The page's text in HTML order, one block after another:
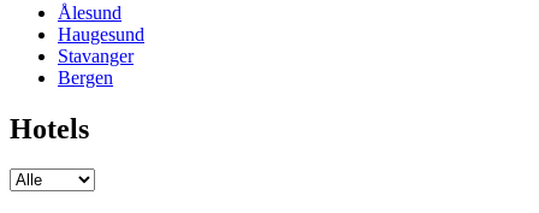
Ålesund
Haugesund
Stavanger
Bergen
Hotels